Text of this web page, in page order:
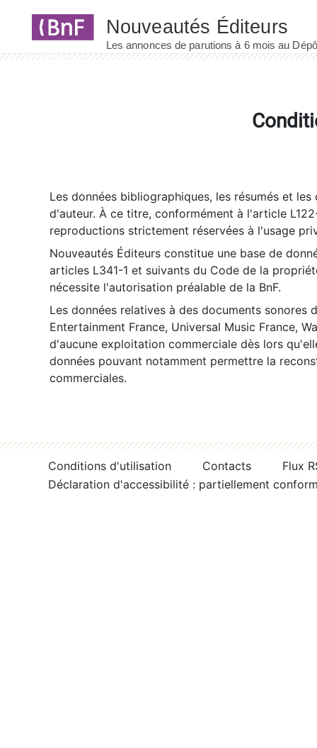
Les données bibliographiques, les résumés et
d'auteur. À ce titre, conformément à l'article
reproductions strictement réservées à l'usage
Nouveautés Éditeurs constitue une base de
articles L341-1 et suivants du Code de la
nécessite l'autorisation préalable de la BnF.
Les données relatives à des documents sonores
Entertainment France, Universal Music France,
d'aucune exploitation commerciale dès lors
données pouvant notamment permettre la
commerciales.
Conditions d'utilisation Contacts
Flux
Déclaration d'accessibilité : partiellement